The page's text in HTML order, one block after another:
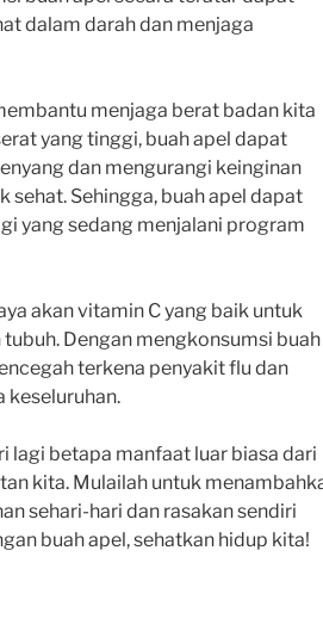
dalam darah dan menjaga
menjaga berat badan kita
yang tinggi, buah apel dapat
dan mengurangi keinginan
sehat. Sehingga, buah apel dapat
yang sedang menjalani program
akan vitamin C yang baik untuk
Dengan mengkonsumsi buah
terkena penyakit flu dan
keseluruhan.
lagi betapa manfaat luar biasa dari
kita. Mulailah untuk
sehari-hari dan rasakan sendiri
buah apel, sehatkan hidup kita!